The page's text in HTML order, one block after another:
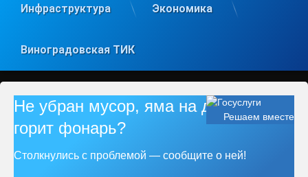
Инфраструктура Экономика
Виноградовская ТИК
Решаем вместе
Не убран мусор, яма на дороге, не
горит фонарь?
Столкнулись с проблемой — сообщите о ней!